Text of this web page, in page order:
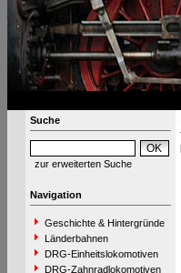
Suche
zur erweiterten Suche
Navigation
Geschichte & Hintergründe
Länderbahnen
DRG-Einheitslokomotiven
DRG-Zahnradlokomotiven